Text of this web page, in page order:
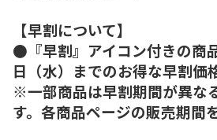
【早割について】
●『早割』アイコン付きの商
日（水）までのお得な早割価
※一部商品は早割期間が異な
す。各商品ページの販売期間